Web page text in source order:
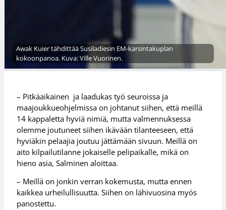
Awak Kuier tähdittää Susiladiesin EM-karsintakuplan
kokoonpanoa. Kuva: Ville Vuorinen.
– Pitkäaikainen ja laadukas työ seuroissa ja
maajoukkueohjelmissa on johtanut siihen, että meillä
14 kappaletta hyviä nimiä, mutta valmennuksessa
olemme joutuneet siihen ikävään tilanteeseen, että
hyviäkin pelaajia joutuu jättämään sivuun. Meillä on
aito kilpailutilanne jokaiselle pelipaikalle, mikä on
hieno asia, Salminen aloittaa.
– Meillä on jonkin verran kokemusta, mutta ennen
kaikkea urheilullisuutta. Siihen on lähivuosina myös
panostettu.